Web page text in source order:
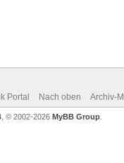
Portal Nach oben Archiv-
, © 2002-2026 MyBB Group